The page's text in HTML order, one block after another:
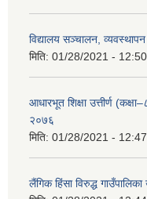
विद्यालय सञ्चालन,
मिति: 01/28/2021 - 12:50
आधारभूत शिक्षा उत्तीर्ण
२०७६
मिति: 01/28/2021 - 12:47
लैंगिक हिंसा विरुद्ध